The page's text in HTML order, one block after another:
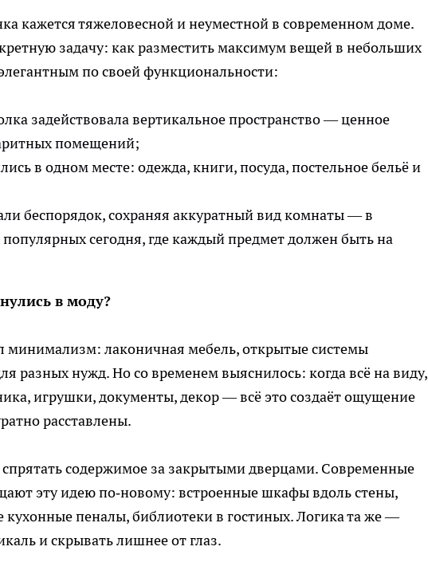
кажется тяжеловесной и неуместной в современном доме.
задачу: как разместить максимум вещей в небольших
по своей функциональности:
задействовала вертикальное пространство — ценное
помещений;
в одном месте: одежда, книги, посуда, постельное бельё и
беспорядок, сохраняя аккуратный вид комнаты — в
сегодня, где каждый предмет должен быть на
в моду?
минимализм: лаконичная мебель, открытые системы
разных нужд. Но со временем выяснилось: когда всё на виду,
игрушки, документы, декор — всё это создаёт ощущение
расставлены.
содержимое за закрытыми дверцами. Современные
эту идею по‑новому: встроенные шкафы вдоль стены,
кухонные пеналы, библиотеки в гостиных. Логика та же —
и скрывать лишнее от глаз.